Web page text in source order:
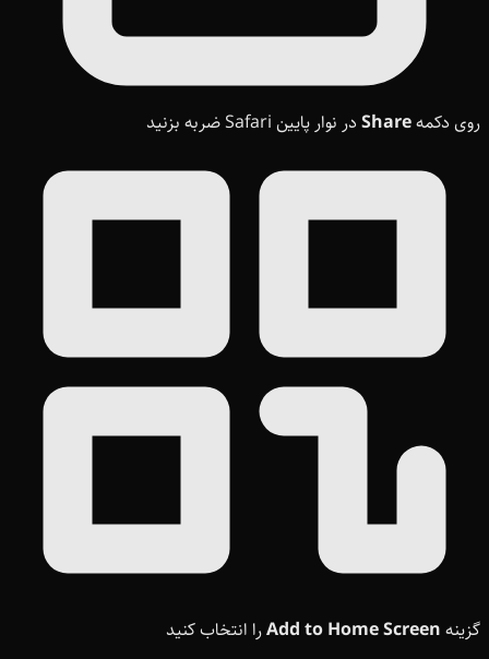
روی دکمهShare در نوار پایین Safari ضربه بزنید
گزینه Add to Home Screenرا انتخاب کنید